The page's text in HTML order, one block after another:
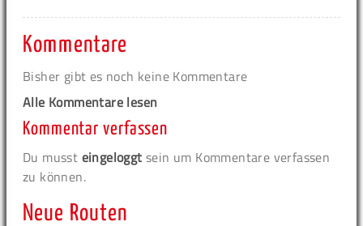
Kommentare
Bisher gibt es noch keine Kommentare
Alle Kommentare lesen
Kommentar verfassen
Du musst eingeloggt sein um Kommentare verfassen
zu können.
Neue Routen